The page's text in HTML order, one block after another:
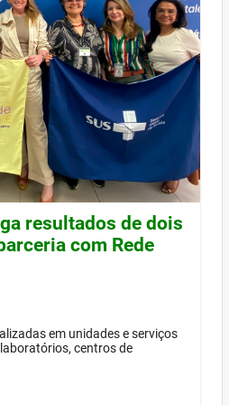
resultados de dois
com Rede
em unidades e serviços
centros de